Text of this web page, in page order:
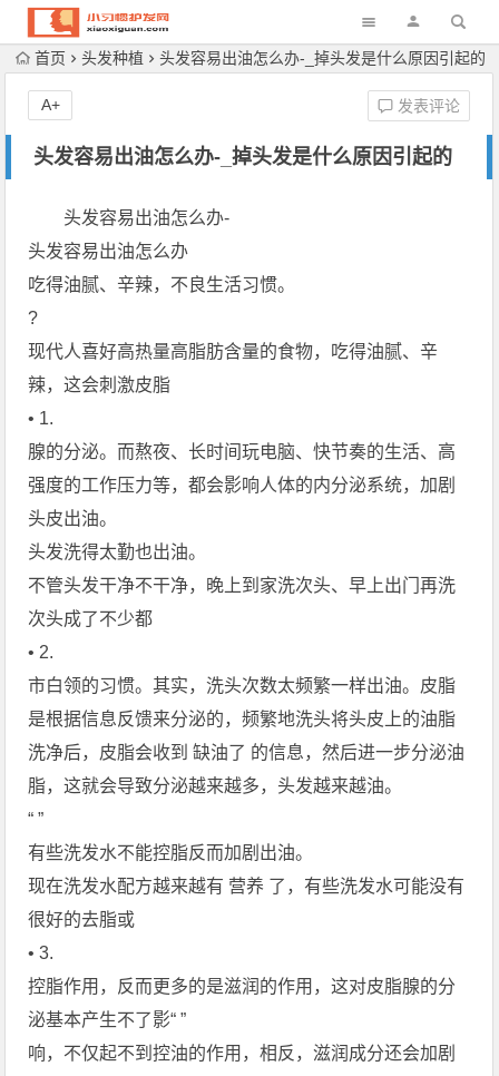
首页 头发种植 头发容易出油怎么办-_掉头发是什么原因引起的
头发容易出油怎么办-_掉头发是什么原因引起的
发表评论
A+
头发容易出油怎么办-
头发容易出油怎么办
吃得油腻、辛辣，不良生活习惯。
?
现代人喜好高热量高脂肪含量的食物，吃得油腻、辛
辣，这会刺激皮脂
• 1.
腺的分泌。而熬夜、长时间玩电脑、快节奏的生活、高
强度的工作压力等，都会影响人体的内分泌系统，加剧
头皮出油。
头发洗得太勤也出油。
不管头发干净不干净，晚上到家洗次头、早上出门再洗
次头成了不少都
• 2.
市白领的习惯。其实，洗头次数太频繁一样出油。皮脂
是根据信息反馈来分泌的，频繁地洗头将头皮上的油脂
洗净后，皮脂会收到 缺油了 的信息，然后进一步分泌油
脂，这就会导致分泌越来越多，头发越来越油。
“ ”
有些洗发水不能控脂反而加剧出油。
现在洗发水配方越来越有 营养 了，有些洗发水可能没有
很好的去脂或
• 3.
控脂作用，反而更多的是滋润的作用，这对皮脂腺的分
泌基本产生不了影“ ”
响，不仅起不到控油的作用，相反，滋润成分还会加剧